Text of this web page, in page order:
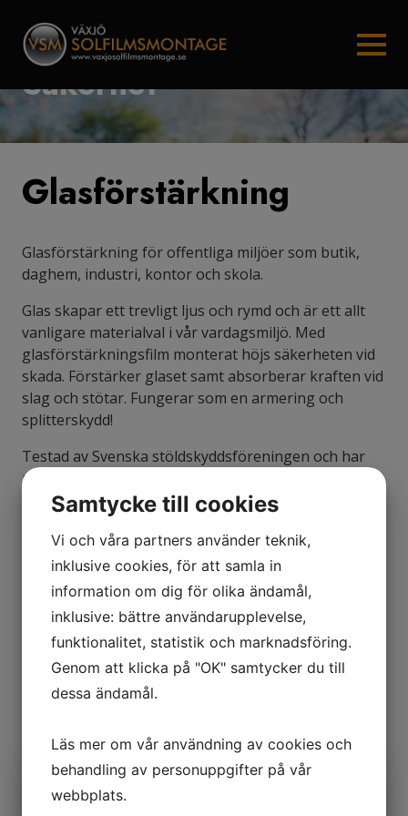
Säkerhet
Glasförstärkning
Glasförstärkning för offentliga miljöer som butik,
daghem, industri, kontor och skola.
Glas skapar ett trevligt ljus och rymd och är ett allt
vanligare materialval i vår vardagsmiljö. Med
glasförstärkningsfilm monterat höjs säkerheten vid
skada. Förstärker glaset samt absorberar kraften vid
slag och stötar. Fungerar som en armering och
splitterskydd!
Testad av Svenska stöldskyddsföreningen och har
nått goda resultat enligt Svensk Standard 224425.
Vill du veta mer?
Kontakta oss
Samtycke till cookies
Vi och våra partners använder teknik,
inklusive cookies, för att samla in
information om dig för olika ändamål,
inklusive: bättre användarupplevelse,
funktionalitet, statistik och marknadsföring.
Genom att klicka på "OK" samtycker du till
dessa ändamål.
Läs mer om vår användning av cookies och
behandling av personuppgifter på vår
webbplats.